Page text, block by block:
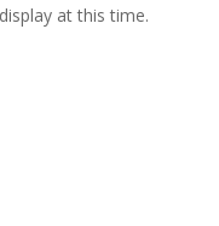
at this time.